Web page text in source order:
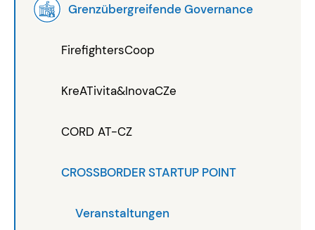
Grenzübergreifende Governance
FirefightersCoop
KreATivita&InovaCZe
CORD AT-CZ
CROSSBORDER STARTUP POINT
Veranstaltungen